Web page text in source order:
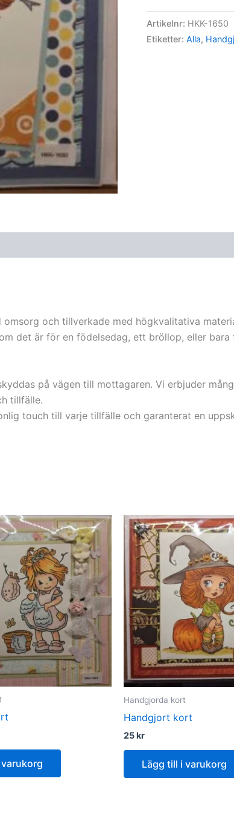
Artikelnr: HKK-1650
Etiketter: Alla,
och tillverkade med högkvalitativa
det är för en födelsedag, ett bröllop, eller
på vägen till mottagaren. Vi erbjuder
tillfälle.
touch till varje tillfälle och garanterat en
Handgjorda kort
Handgjort kort
25kr
Lägg till i varukorg